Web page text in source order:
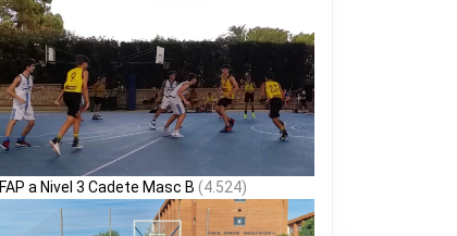
FAP a Nivel 3 Cadete Masc B (4.524)